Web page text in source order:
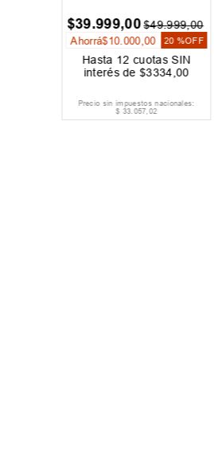
$39.999,00 $49.999,00
Ahorrá$10.000 ,00 20 %OFF
Hasta 12 cuotas SIN
interés de$3334 ,00
Precio sin impuestos nacionales:
$ 33.057,02